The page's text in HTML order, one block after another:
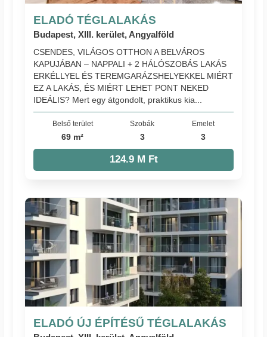
ELADÓ TÉGLALAKÁS
Budapest, XIII. kerület, Angyalföld
CSENDES, VILÁGOS OTTHON A BELVÁROS
KAPUJÁBAN – NAPPALI + 2 HÁLÓSZOBÁS LAKÁS
ERKÉLLYEL ÉS TEREMGARÁZSHELYEKKEL MIÉRT
EZ A LAKÁS, ÉS MIÉRT LEHET PONT NEKED
IDEÁLIS? Mert egy átgondolt, praktikus kia...
Belső terület
69 m²
Szobák
3
Emelet
3
124.9 M Ft
ELADÓ ÚJ ÉPÍTÉSŰ TÉGLALAKÁS